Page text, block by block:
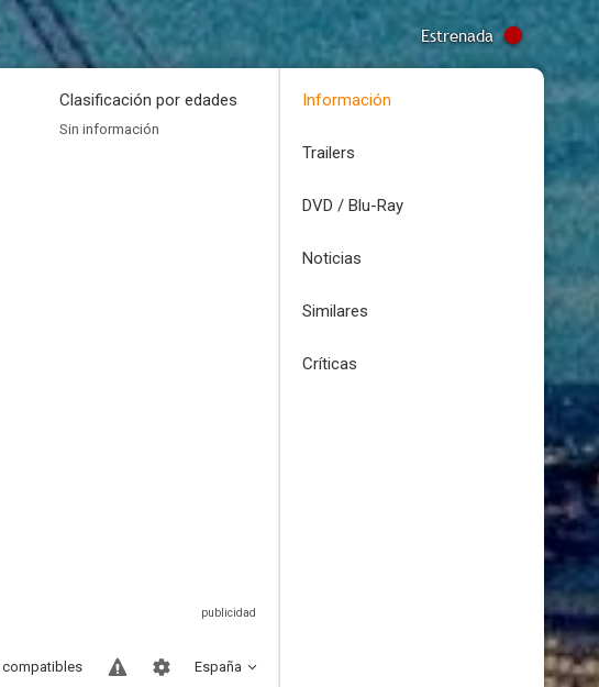
Estrenada
Clasificación por edades
Sin información
España
Información
Trailers
DVD / Blu-Ray
Noticias
Similares
Críticas